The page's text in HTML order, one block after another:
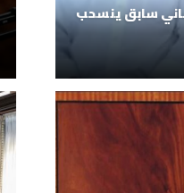
سابق ينسحب